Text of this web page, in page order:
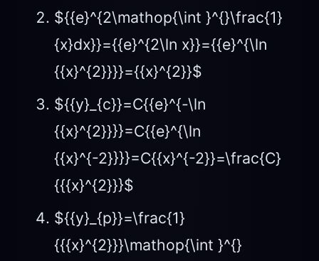
${{e}^{2\mathop{\int }^{}\frac{1}
{x}dx}}={{e}^{2\ln x}}={{e}^{\ln
{{x}^{2}}}}={{x}^{2}}$
${{y}_{c}}=C{{e}^{-\ln
{{x}^{2}}}}=C{{e}^{\ln
{{x}^{-2}}}}=C{{x}^{-2}}=\frac{C}
{{{x}^{2}}}$
${{y}_{p}}=\frac{1}
{{{x}^{2}}}\mathop{\int }^{}